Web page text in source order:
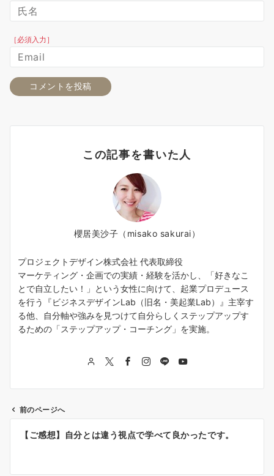
［必須入力］
この記事を書いた人
櫻居美沙子（misako sakurai）
プロジェクトデザイン株式会社 代表取締役
マーケティング・企画での実績・経験を活かし、「好きなこ
とで自立したい！」という女性に向けて、起業プロデュース
を行う『ビジネスデザインLab（旧名・美起業Lab）』主宰す
る他、自分軸や強みを見つけて自分らしくステップアップす
るための「ステップアップ・コーチング」を実施。
前のページへ
【ご感想】自分とは違う視点で学べて良かったです。